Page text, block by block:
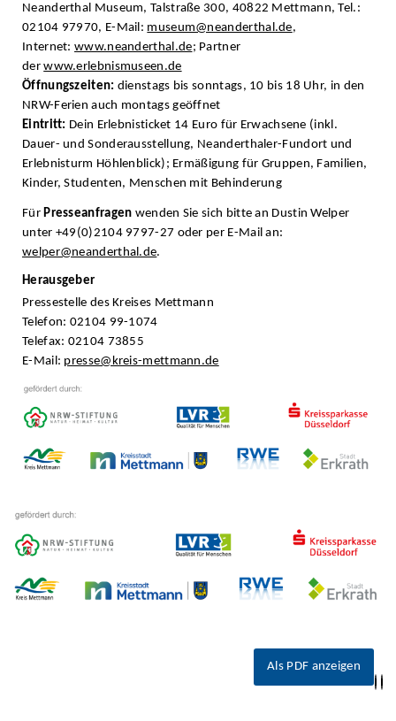
Neanderthal Museum, Talstraße 300, 40822 Mettmann, Tel.:
02104 97970, E-Mail: museum@neanderthal.de,
Internet:www.neanderthal.de; Partner
derwww.erlebnismuseen.de
Öffnungszeiten: dienstags bis sonntags, 10 bis 18 Uhr, in den
NRW-Ferien auch montags geöffnet
Eintritt: Dein Erlebnisticket 14 Euro für Erwachsene (inkl.
Dauer- und Sonderausstellung, Neanderthaler-Fundort und
Erlebnisturm Höhlenblick); Ermäßigung für Gruppen, Familien,
Kinder, Studenten, Menschen mit Behinderung
Für Presseanfragen wenden Sie sich bitte an Dustin Welper
unter +49(0)2104 9797-27 oder per E-Mail an:
welper@neanderthal.de.
Herausgeber
Pressestelle des Kreises Mettmann
Telefon: 02104 99-1074
Telefax: 02104 73855
E-Mail: presse@kreis-mettmann.de
Als PDF anzeigen